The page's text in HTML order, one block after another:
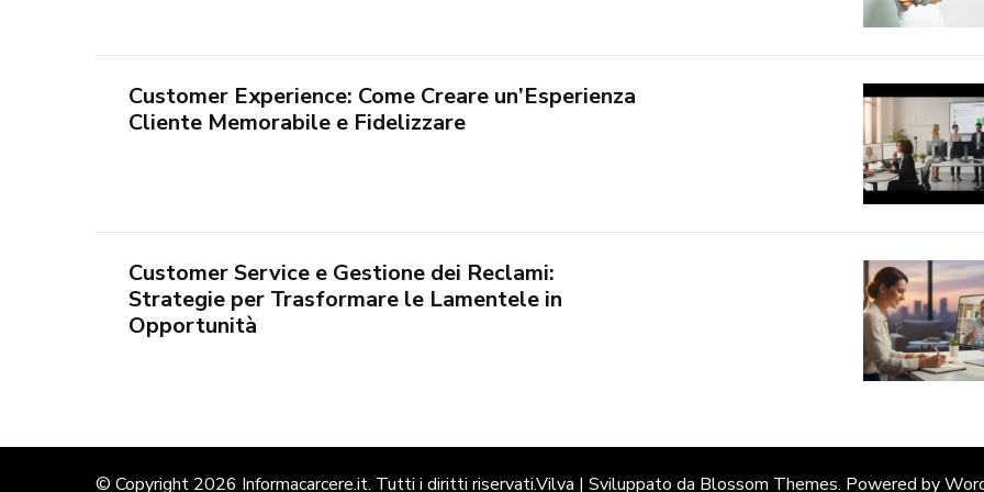
Customer Experience: Come Creare un’Esperienza
Cliente Memorabile e Fidelizzare
Customer Service e Gestione dei Reclami:
Strategie per Trasformare le Lamentele in
Opportunità
© Copyright 2026 Informacarcere.it. Tutti i diritti riservati.Vilva | Sviluppato da Blossom Themes. Powered by